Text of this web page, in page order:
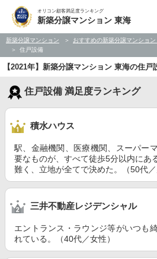
オリコン顧客満足度ランキング
新築分譲マンション 東海
新築分譲マンション おすすめの新築分譲マンショ
住戸設備
【2021年】新築分譲マンション 東海の住
住戸設備 満足度ランキング
積水ハウス
駅、金融機関、医療機関、スーパー
要なものが、すべて徒歩5分以内にあ
難く、立地が全てで決めた。（50代／
三井不動産レジデンシャル
エントランス・ラウンジ等がいつも
れている。（40代／女性）